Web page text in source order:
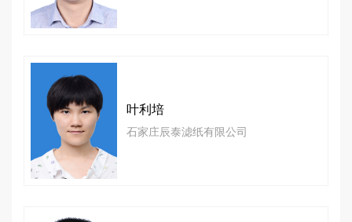
叶利培
石家庄辰泰滤纸有限公司